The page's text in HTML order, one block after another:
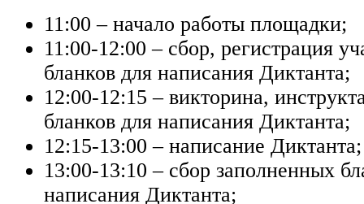
11:00 – начало работы площадки;
11:00-12:00 – сбор, регистрация
бланков для написания Диктанта;
12:00-12:15 – викторина,
бланков для написания Диктанта;
12:15-13:00 – написание Диктанта;
13:00-13:10 – сбор заполненных
написания Диктанта;